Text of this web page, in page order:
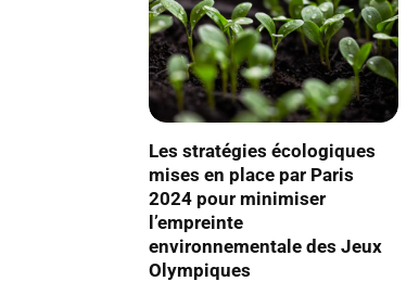
Les stratégies écologiques
mises en place par Paris
2024 pour minimiser
l’empreinte
environnementale des Jeux
Olympiques